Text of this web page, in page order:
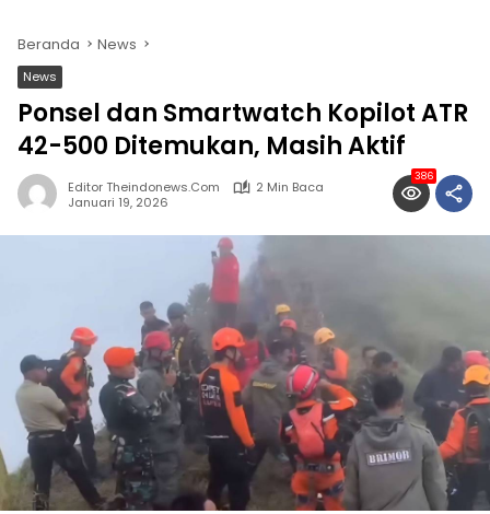
Beranda News
News
Ponsel dan Smartwatch Kopilot ATR
42-500 Ditemukan, Masih Aktif
Editor Theindonews.com
2 Min Baca
Januari 19, 2026
386